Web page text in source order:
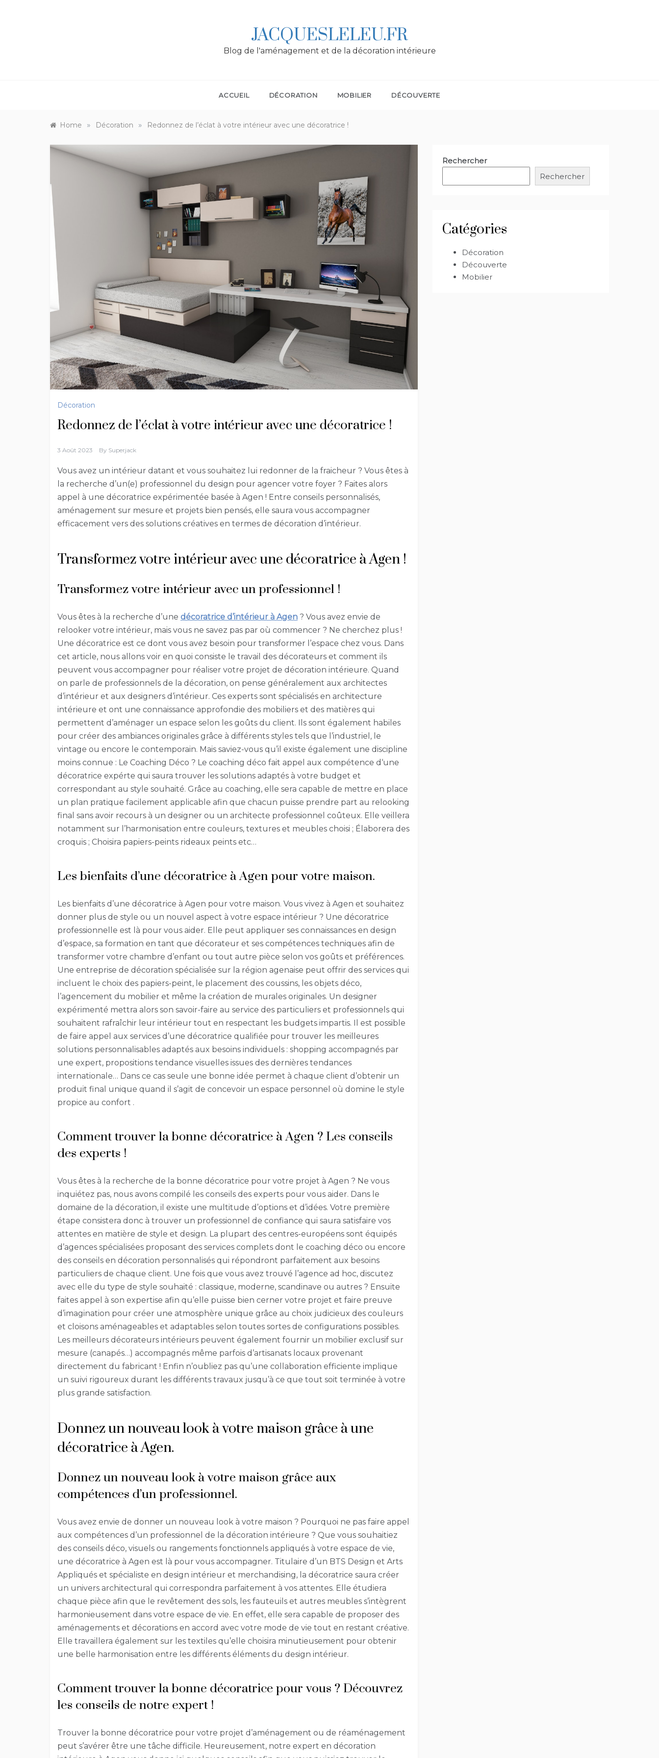
JACQUESLELEU.FR
Blog de l'aménagement et de la décoration intérieure
ACCUEIL DÉCORATION MOBILIER DÉCOUVERTE
Home » Décoration » Redonnez de l’éclat à votre intérieur avec une décoratrice !
Décoration
Redonnez de l’éclat à votre intérieur avec une décoratrice !
3 Août 2023 By Superjack
Vous avez un intérieur datant et vous souhaitez lui redonner de la fraicheur ? Vous êtes à
la recherche d’un(e) professionnel du design pour agencer votre foyer ? Faites alors
appel à une décoratrice expérimentée basée à Agen ! Entre conseils personnalisés,
aménagement sur mesure et projets bien pensés, elle saura vous accompagner
efficacement vers des solutions créatives en termes de décoration d’intérieur.
Transformez votre intérieur avec une décoratrice à Agen !
Transformez votre intérieur avec un professionnel !
Vous êtes à la recherche d’une décoratrice d’intérieur à Agen ? Vous avez envie de
relooker votre intérieur, mais vous ne savez pas par où commencer ? Ne cherchez plus !
Une décoratrice est ce dont vous avez besoin pour transformer l’espace chez vous. Dans
cet article, nous allons voir en quoi consiste le travail des décorateurs et comment ils
peuvent vous accompagner pour réaliser votre projet de décoration intérieure. Quand
on parle de professionnels de la décoration, on pense généralement aux architectes
d’intérieur et aux designers d’intérieur. Ces experts sont spécialisés en architecture
intérieure et ont une connaissance approfondie des mobiliers et des matières qui
permettent d’aménager un espace selon les goûts du client. Ils sont également habiles
pour créer des ambiances originales grâce à différents styles tels que l’industriel, le
vintage ou encore le contemporain. Mais saviez-vous qu’il existe également une discipline
moins connue : Le Coaching Déco ? Le coaching déco fait appel aux compétence d‘une
décoratrice expérte qui saura trouver les solutions adaptés à votre budget et
correspondant au style souhaité. Grâce au coaching, elle sera capable de mettre en place
un plan pratique facilement applicable afin que chacun puisse prendre part au relooking
final sans avoir recours à un designer ou un architecte professionnel coûteux. Elle veillera
notamment sur l’harmonisation entre couleurs, textures et meubles choisi ; Élaborera des
croquis ; Choisira papiers-peints rideaux peints etc…
Les bienfaits d’une décoratrice à Agen pour votre maison.
Les bienfaits d’une décoratrice à Agen pour votre maison. Vous vivez à Agen et souhaitez
donner plus de style ou un nouvel aspect à votre espace intérieur ? Une décoratrice
professionnelle est là pour vous aider. Elle peut appliquer ses connaissances en design
d’espace, sa formation en tant que décorateur et ses compétences techniques afin de
transformer votre chambre d’enfant ou tout autre pièce selon vos goûts et préférences.
Une entreprise de décoration spécialisée sur la région agenaise peut offrir des services qui
incluent le choix des papiers-peint, le placement des coussins, les objets déco,
l’agencement du mobilier et même la création de murales originales. Un designer
expérimenté mettra alors son savoir-faire au service des particuliers et professionnels qui
souhaitent rafraîchir leur intérieur tout en respectant les budgets impartis. Il est possible
de faire appel aux services d’une décoratrice qualifiée pour trouver les meilleures
solutions personnalisables adaptés aux besoins individuels : shopping accompagnés par
une expert, propositions tendance visuelles issues des dernières tendances
internationale… Dans ce cas seule une bonne idée permet à chaque client d’obtenir un
produit final unique quand il s’agit de concevoir un espace personnel où domine le style
propice au confort .
Comment trouver la bonne décoratrice à Agen ? Les conseils
des experts !
Vous êtes à la recherche de la bonne décoratrice pour votre projet à Agen ? Ne vous
inquiétez pas, nous avons compilé les conseils des experts pour vous aider. Dans le
domaine de la décoration, il existe une multitude d’options et d’idées. Votre première
étape consistera donc à trouver un professionnel de confiance qui saura satisfaire vos
attentes en matière de style et design. La plupart des centres-européens sont équipés
d’agences spécialisées proposant des services complets dont le coaching déco ou encore
des conseils en décoration personnalisés qui répondront parfaitement aux besoins
particuliers de chaque client. Une fois que vous avez trouvé l’agence ad hoc, discutez
avec elle du type de style souhaité : classique, moderne, scandinave ou autres ? Ensuite
faites appel à son expertise afin qu’elle puisse bien cerner votre projet et faire preuve
d’imagination pour créer une atmosphère unique grâce au choix judicieux des couleurs
et cloisons aménageables et adaptables selon toutes sortes de configurations possibles.
Les meilleurs décorateurs intérieurs peuvent également fournir un mobilier exclusif sur
mesure (canapés…) accompagnés même parfois d’artisanats locaux provenant
directement du fabricant ! Enfin n’oubliez pas qu’une collaboration efficiente implique
un suivi rigoureux durant les différents travaux jusqu’à ce que tout soit terminée à votre
plus grande satisfaction.
Donnez un nouveau look à votre maison grâce à une
décoratrice à Agen.
Donnez un nouveau look à votre maison grâce aux
compétences d’un professionnel.
Vous avez envie de donner un nouveau look à votre maison ? Pourquoi ne pas faire appel
aux compétences d’un professionnel de la décoration intérieure ? Que vous souhaitiez
des conseils déco, visuels ou rangements fonctionnels appliqués à votre espace de vie,
une décoratrice à Agen est là pour vous accompagner. Titulaire d’un BTS Design et Arts
Appliqués et spécialiste en design intérieur et merchandising, la décoratrice saura créer
un univers architectural qui correspondra parfaitement à vos attentes. Elle étudiera
chaque pièce afin que le revêtement des sols, les fauteuils et autres meubles s’intègrent
harmonieusement dans votre espace de vie. En effet, elle sera capable de proposer des
aménagements et décorations en accord avec votre mode de vie tout en restant créative.
Elle travaillera également sur les textiles qu’elle choisira minutieusement pour obtenir
une belle harmonisation entre les différents éléments du design intérieur.
Comment trouver la bonne décoratrice pour vous ? Découvrez
les conseils de notre expert !
Trouver la bonne décoratrice pour votre projet d’aménagement ou de réaménagement
peut s’avérer être une tâche difficile. Heureusement, notre expert en décoration
Rechercher
Rechercher
Catégories
Décoration
Découverte
Mobilier